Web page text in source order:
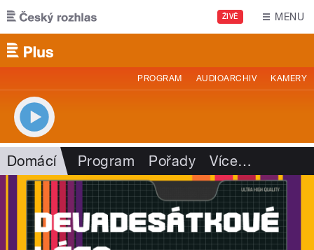
Přejít k hlavnímu obsahu
ŽIVĚ MENU
PROGRAM AUDIOARCHIV KAMERY
Domácí Program Pořady Více…